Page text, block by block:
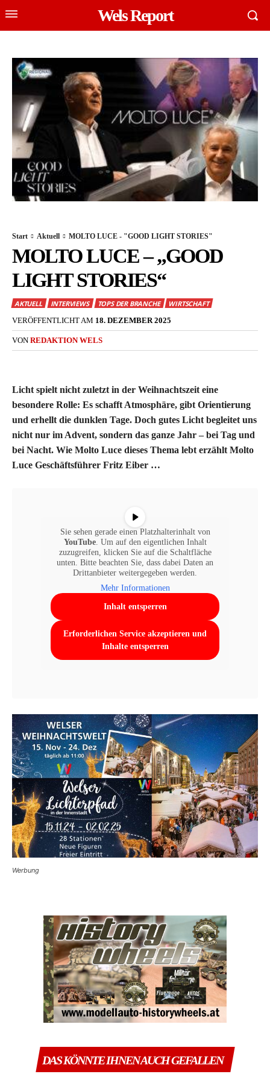
Wels Report
Start Aktuell MOLTO LUCE - "GOOD LIGHT STORIES"
MOLTO LUCE – „GOOD
LIGHT STORIES“
AKTUELL INTERVIEWS TOPS DER BRANCHE
WIRTSCHAFT
VERÖFFENTLICHT AM 18. DEZEMBER 2025
VON REDAKTION WELS
Licht spielt nicht zuletzt in der Weihnachtszeit eine
besondere Rolle: Es schafft Atmosphäre, gibt Orientierung
und erhellt die dunklen Tage. Doch gutes Licht begleitet uns
nicht nur im Advent, sondern das ganze Jahr – bei Tag und
bei Nacht. Wie Molto Luce dieses Thema lebt erzählt Molto
Luce Geschäftsführer Fritz Eiber …
Sie sehen gerade einen Platzhalterinhalt von
YouTube. Um auf den eigentlichen Inhalt
zuzugreifen, klicken Sie auf die Schaltfläche
unten. Bitte beachten Sie, dass dabei Daten an
Drittanbieter weitergegeben werden.
Mehr Informationen
Inhalt entsperren
Erforderlichen Service akzeptieren und
Inhalte entsperren
Werbung
DAS KÖNNTE IHNEN AUCH GEFALLEN